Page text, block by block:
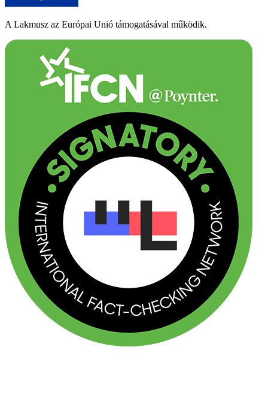
A Lakmusz az Európai Unió támogatásával működik.